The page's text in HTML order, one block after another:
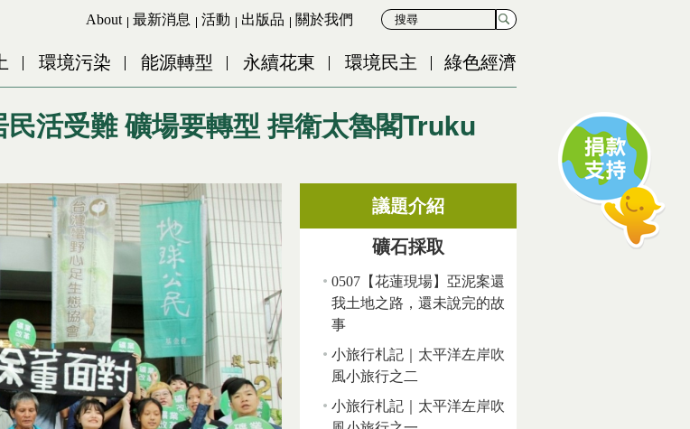
Jump to Navigation
Jump to Main content
About 最新消息 活動 出版品 關於我們
環境污染 能源轉型 永續花東 環境民主 綠色經濟
民活受難 礦場要轉型 捍衛太魯閣Truku
議題介紹
礦石採取
0507【花蓮現場】亞泥案還
我土地之路，還未說完的故
事
小旅行札記｜太平洋左岸吹
風小旅行之二
小旅行札記｜太平洋左岸吹